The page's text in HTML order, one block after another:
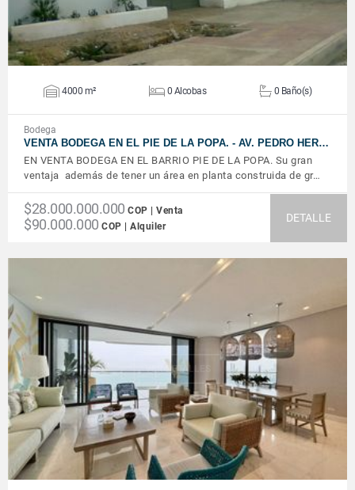
4000 m² 0 Alcobas 0 Baño(s)
Bodega
VENTA BODEGA EN EL PIE DE LA POPA. - AV. PEDRO HER…
EN VENTA BODEGA EN EL BARRIO PIE DE LA POPA. Su gran
ventaja además de tener un área en planta construida de gr…
$28.000.000.000 COP | Venta
$90.000.000 COP | Alquiler
DETALLE
VER DETALLES